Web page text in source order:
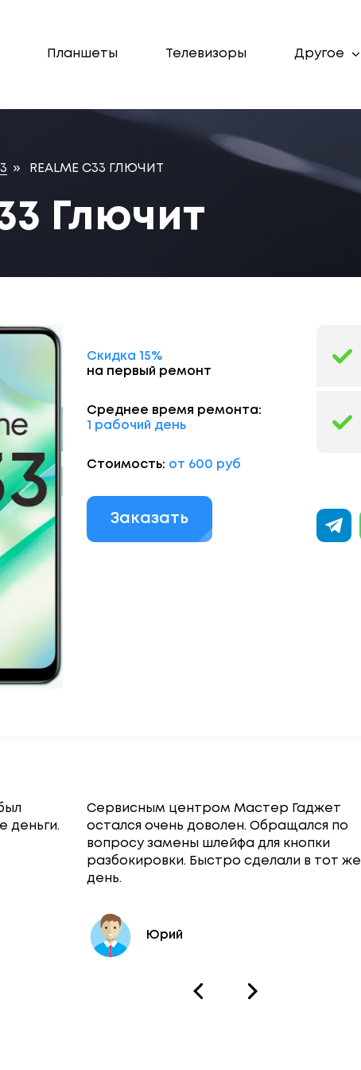
Планшеты Телевизоры Другое
» REALME C33 ГЛЮЧИТ
Глючит
Скидка 15%
на первый ремонт
Среднее время ремонта:
1 рабочий день
Стоимость: от 600 руб
Заказать
деньги.
Сервисным центром Мастер Гаджет
остался очень доволен. Обращался по
вопросу замены шлейфа для кнопки
разбокировки. Быстро сделали в тот же
день.
Юрий